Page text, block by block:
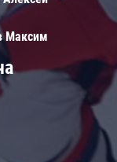
Максим